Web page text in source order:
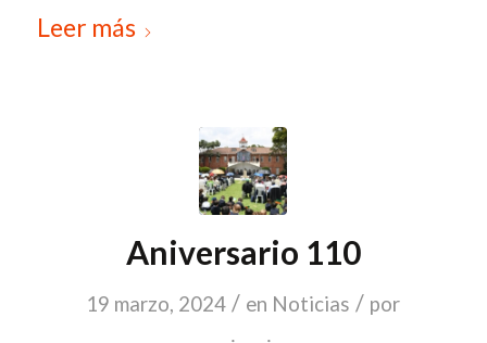
Leer más
Aniversario 110
19 marzo, 2024 / en Noticias / por